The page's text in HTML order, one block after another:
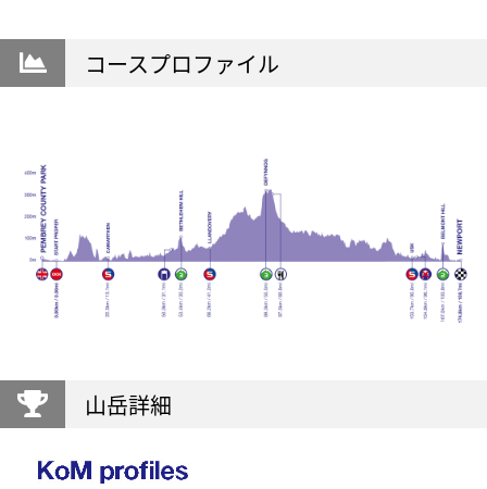
コースプロファイル
山岳詳細